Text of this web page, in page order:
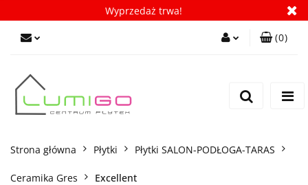
Wyprzedaż trwa!
(0)
Strona główna Płytki Płytki SALON-PODŁOGA-TARAS
Ceramika Gres Excellent